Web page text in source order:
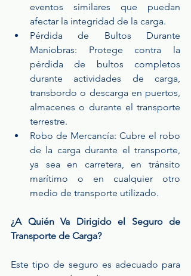
eventos similares que puedan
afectar la integridad de la carga.
Pérdida de Bultos Durante
Maniobras: Protege contra la
pérdida de bultos completos
durante actividades de carga,
transbordo o descarga en puertos,
almacenes o durante el transporte
terrestre.
Robo de Mercancía: Cubre el robo
de la carga durante el transporte,
ya sea en carretera, en tránsito
marítimo o en cualquier otro
medio de transporte utilizado.
¿A Quién Va Dirigido el Seguro de
Transporte de Carga?
Este tipo de seguro es adecuado para